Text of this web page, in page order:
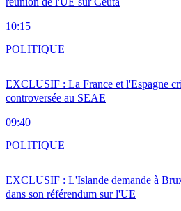
10:15
EXCLUSIF : La France et l'Espagne
controversée au SEAE
09:40
POLITIQUE
EXCLUSIF : L'Islande demande à
dans son référendum sur l'UE
POLITIQUE